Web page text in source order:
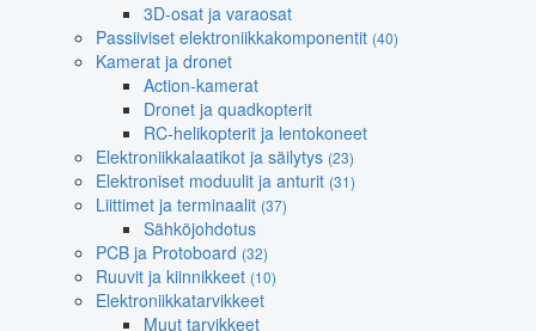
3D-osat ja varaosat
Passiiviset elektroniikkakomponentit (40)
Kamerat ja dronet
Action-kamerat
Dronet ja quadkopterit
RC-helikopterit ja lentokoneet
Elektroniikkalaatikot ja säilytys (23)
Elektroniset moduulit ja anturit (31)
Liittimet ja terminaalit (37)
Sähköjohdotus
PCB ja Protoboard (32)
Ruuvit ja kiinnikkeet (10)
Elektroniikkatarvikkeet
Muut tarvikkeet